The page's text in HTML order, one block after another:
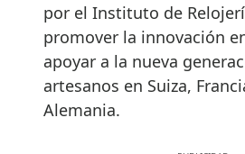
por el Instituto de
promover la innovación
apoyar a la nueva
artesanos en Suiza,
Alemania.